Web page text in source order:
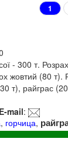
1
- 300 т.
жовтий (80
т), райграс
E-mail:
, горчица,